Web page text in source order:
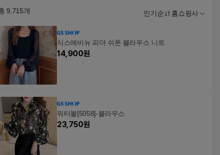
9,715개 인기순 홈쇼핑사
식스에비뉴 피더 쉬폰 블라우스 니트
14,900원
워터볼[5058]-블라우스
23,750원